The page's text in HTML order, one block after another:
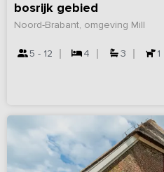
bosrijk gebied
Noord-Brabant, omgeving Mill
5 - 12 4 3 1